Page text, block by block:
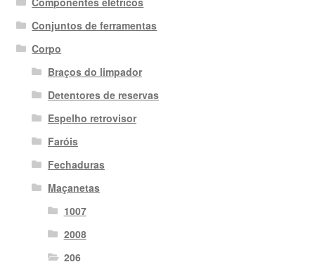
Conjuntos de ferramentas
Corpo
Braços do limpador
Detentores de reservas
Espelho retrovisor
Faróis
Fechaduras
Maçanetas
1007
2008
206